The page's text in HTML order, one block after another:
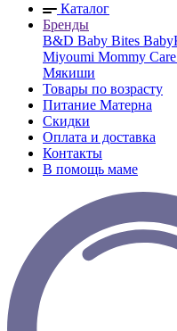
Каталог
Бренды
B&D Baby Bites
Miyoumi Mommy Care
Мякиши
Товары по возрасту
Питание Матерна
Скидки
Оплата и доставка
Контакты
В помощь маме